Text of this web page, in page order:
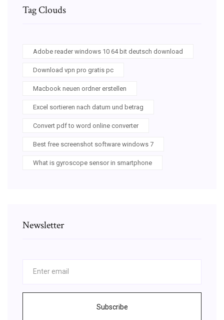
Tag Clouds
Adobe reader windows 10 64 bit deutsch download
Download vpn pro gratis pc
Macbook neuen ordner erstellen
Excel sortieren nach datum und betrag
Convert pdf to word online converter
Best free screenshot software windows 7
What is gyroscope sensor in smartphone
Newsletter
Subscribe